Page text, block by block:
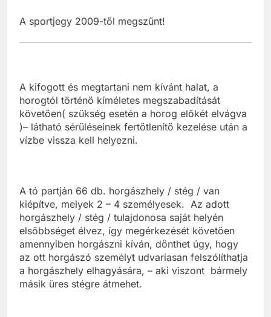
A sportjegy 2009-től megszűnt!
A kifogott és megtartani nem kívánt halat, a
horogtól történő kíméletes megszabadítását
követően( szükség esetén a horog előkét elvágva
)– látható sérüléseinek fertőtlenítő kezelése után a
vízbe vissza kell helyezni.
A tó partján 66 db. horgászhely / stég / van
kiépítve, melyek 2 – 4 személyesek. Az adott
horgászhely / stég / tulajdonosa saját helyén
elsőbbséget élvez, így megérkezését követően
amennyiben horgászni kíván, dönthet úgy, hogy
az ott horgászó személyt udvariasan felszólíthatja
a horgászhely elhagyására, – aki viszont bármely
másik üres stégre átmehet.